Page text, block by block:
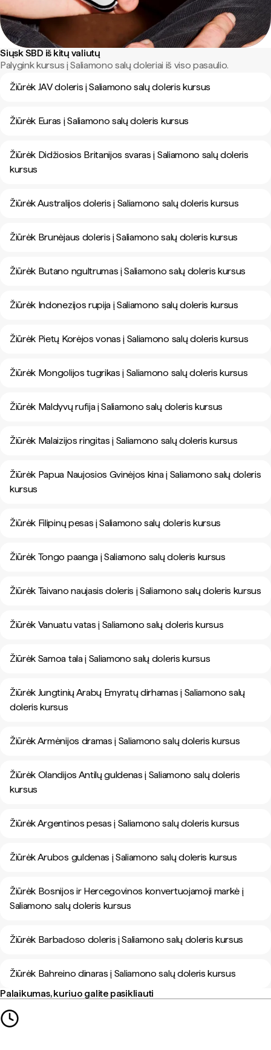
Siųsk SBD iš kitų valiutų
Palygink kursus į Saliamono salų doleriai iš viso pasaulio.
Žiūrėk JAV doleris į Saliamono salų doleris kursus
Žiūrėk Euras į Saliamono salų doleris kursus
Žiūrėk Didžiosios Britanijos svaras į Saliamono salų doleris
kursus
Žiūrėk Australijos doleris į Saliamono salų doleris kursus
Žiūrėk Brunėjaus doleris į Saliamono salų doleris kursus
Žiūrėk Butano ngultrumas į Saliamono salų doleris kursus
Žiūrėk Indonezijos rupija į Saliamono salų doleris kursus
Žiūrėk Pietų Korėjos vonas į Saliamono salų doleris kursus
Žiūrėk Mongolijos tugrikas į Saliamono salų doleris kursus
Žiūrėk Maldyvų rufija į Saliamono salų doleris kursus
Žiūrėk Malaizijos ringitas į Saliamono salų doleris kursus
Žiūrėk Papua Naujosios Gvinėjos kina į Saliamono salų doleris
kursus
Žiūrėk Filipinų pesas į Saliamono salų doleris kursus
Žiūrėk Tongo paanga į Saliamono salų doleris kursus
Žiūrėk Taivano naujasis doleris į Saliamono salų doleris kursus
Žiūrėk Vanuatu vatas į Saliamono salų doleris kursus
Žiūrėk Samoa tala į Saliamono salų doleris kursus
Žiūrėk Jungtinių Arabų Emyratų dirhamas į Saliamono salų
doleris kursus
Žiūrėk Armėnijos dramas į Saliamono salų doleris kursus
Žiūrėk Olandijos Antilų guldenas į Saliamono salų doleris
kursus
Žiūrėk Argentinos pesas į Saliamono salų doleris kursus
Žiūrėk Arubos guldenas į Saliamono salų doleris kursus
Žiūrėk Bosnijos ir Hercegovinos konvertuojamoji markė į
Saliamono salų doleris kursus
Žiūrėk Barbadoso doleris į Saliamono salų doleris kursus
Žiūrėk Bahreino dinaras į Saliamono salų doleris kursus
Palaikumas, kuriuo galite pasikliauti